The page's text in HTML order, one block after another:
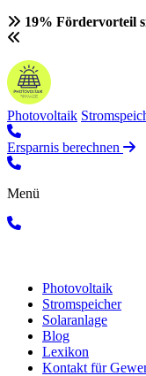
19% Fördervorteil
Photovoltaik
Ersparnis berechnen
Menü
Photovoltaik
Stromspeicher
Solaranlage
Blog
Lexikon
Kontakt für